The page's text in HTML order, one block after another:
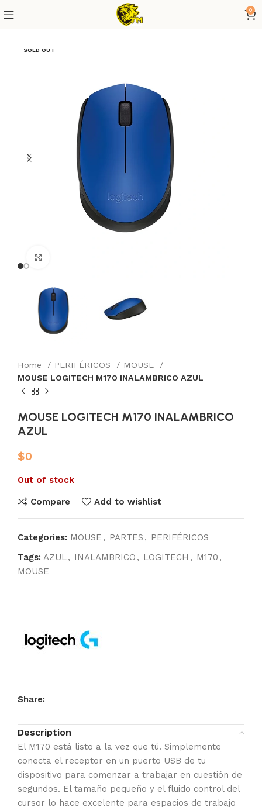
0
SOLD OUT
Home PERIFÉRICOS
MOUSE
MOUSE LOGITECH M170 INALAMBRICO AZUL
MOUSE LOGITECH M170 INALAMBRICO
AZUL
$0
Out of stock
Compare Add to wishlist
Categories: MOUSE , PARTES , PERIFÉRICOS
Tags: AZUL, INALAMBRICO , LOGITECH , M170 ,
MOUSE
Share:
Description
El M170 está listo a la vez que tú. Simplemente
conecta el receptor en un puerto USB de tu
dispositivo para comenzar a trabajar en cuestión de
segundos. El tamaño pequeño y el fluido control del
cursor lo hace excelente para espacios de trabajo